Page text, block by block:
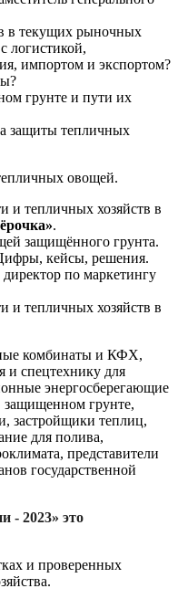
в текущих рыночных
логистикой,
импортом и экспортом?
грунте и пути их
защиты тепличных
овощей.
и тепличных хозяйств в
.
защищённого грунта.
кейсы, решения.
директор по маркетингу
и тепличных хозяйств в
комбинаты и КФХ,
и спецтехнику для
энергосберегающие
защищенном грунте,
застройщики теплиц,
для полива,
представители
государственной
- 2023» это
и проверенных